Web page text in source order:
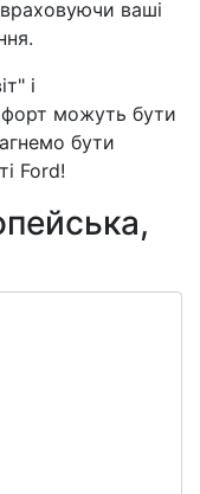
ваші
і
можуть бути
бути
Ford!